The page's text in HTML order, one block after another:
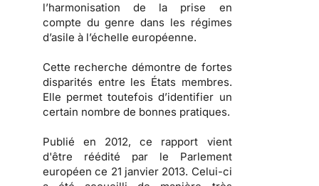
l’harmonisation de la prise en
compte du genre dans les régimes
d’asile à l’échelle européenne.
Cette recherche démontre de fortes
disparités entre les États membres.
Elle permet toutefois d’identifier un
certain nombre de bonnes pratiques.
Publié en 2012, ce rapport vient
d'être réédité par le Parlement
européen ce 21 janvier 2013. Celui-ci